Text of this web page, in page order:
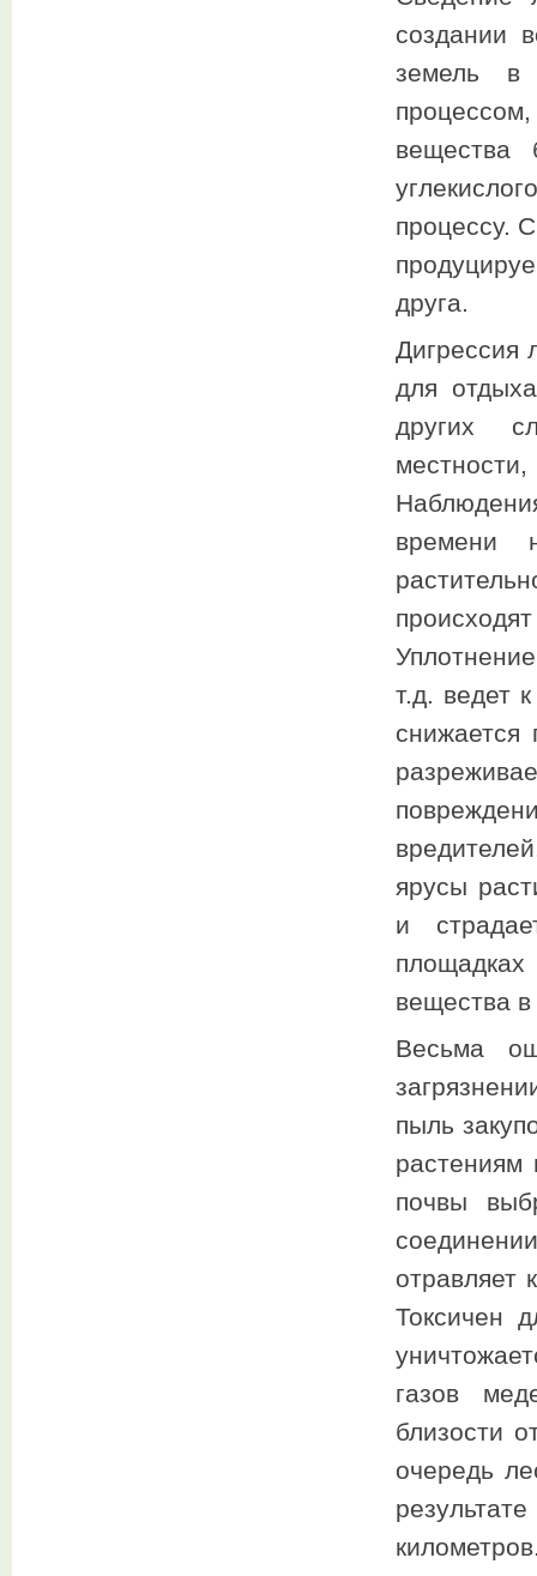
создании
земель в
вещества
процессу.
друга.
Дигрессия
для
других
времени
т.д. ведет
снижается
ярусы
и
вещества
Весьма
пыль
растениям
почвы
отравляет
Токсичен
газов
близости
очередь